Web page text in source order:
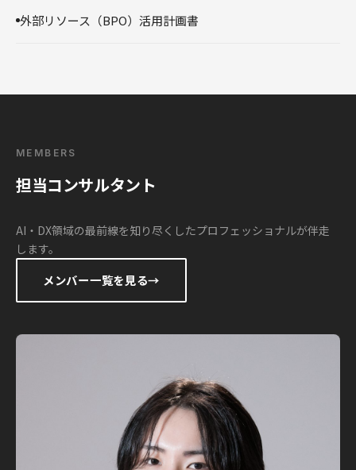
外部リソース（BPO）活用計画書
MEMBERS
担当コンサルタント
AI・DX領域の最前線を知り尽くしたプロフェッショナルが伴走
します。
メンバー一覧を見る